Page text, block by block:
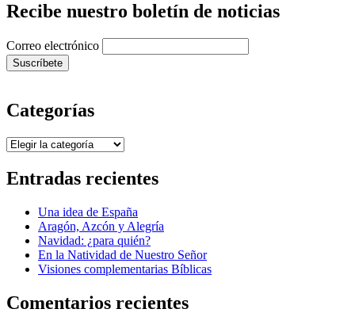
Recibe nuestro boletín de noticias
Correo electrónico
Categorías
Categorías
Entradas recientes
Una idea de España
Aragón, Azcón y Alegría
Navidad: ¿para quién?
En la Natividad de Nuestro Señor
Visiones complementarias Bíblicas
Comentarios recientes